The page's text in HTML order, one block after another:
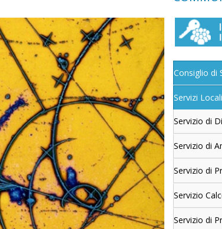
Consiglio di
Servizi Locali
Servizio di
Servizio di
Servizio di
Servizio
Servizio di